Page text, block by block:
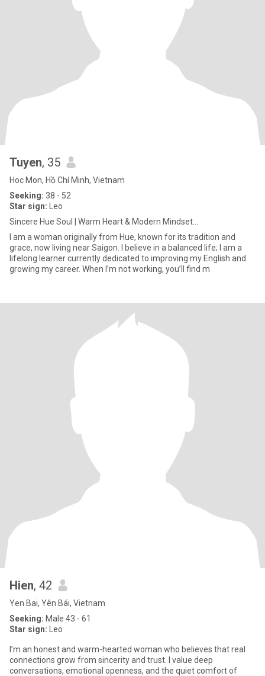
Tuyen, 35
Hoc Mon, Hồ Chí Minh, Vietnam
Seeking: 38 - 52
Star sign: Leo
Sincere Hue Soul | Warm Heart & Modern Mindset...
I am a woman originally from Hue, known for its tradition and
grace, now living near Saigon. I believe in a balanced life; I am a
lifelong learner currently dedicated to improving my English and
growing my career. When I’m not working, you’ll find m
Hien, 42
Yen Bai, Yên Bái, Vietnam
Seeking: Male 43 - 61
Star sign: Leo
I’m an honest and warm-hearted woman who believes that real
connections grow from sincerity and trust. I value deep
conversations, emotional openness, and the quiet comfort of